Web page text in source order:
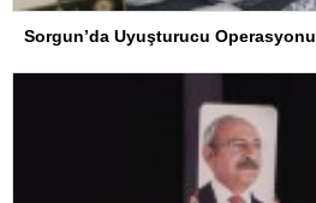
Sorgun’da Uyuşturucu Operasyonu